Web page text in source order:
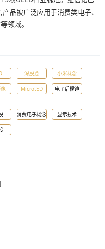
品被广泛应用于消费类电子、
领域。
深股通 小米概念
MicroLED 电子后视镜
消费电子概念 显示技术